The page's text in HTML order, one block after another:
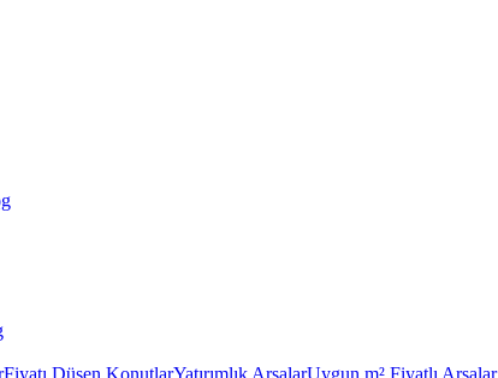
Fiyatı Düşen KonutlarYatırımlık ArsalarUygun m² Fiyatlı Arsalar